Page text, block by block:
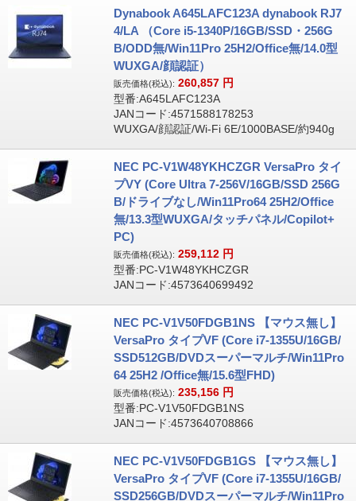
Dynabook A645LAFC123A dynabook RJ7
4/LA （Core i5-1340P/16GB/SSD・256G
B/ODD無/Win11Pro 25H2/Office無/14.0型
WUXGA/顔認証）
販売価格(税込): 260,857 円
型番:A645LAFC123A
JANコード:4571588178253
WUXGA/顔認証/Wi-Fi 6E/1000BASE/約940g
NEC PC-V1W48YKHCZGR VersaPro タイ
プVY (Core Ultra 7-256V/16GB/SSD 256G
B/ドライブなし/Win11Pro64 25H2/Office
無/13.3型WUXGA/タッチパネル/Copilot+
PC)
販売価格(税込): 259,112 円
型番:PC-V1W48YKHCZGR
JANコード:4573640699492
NEC PC-V1V50FDGB1NS 【マウス無し】
VersaPro タイプVF (Core i7-1355U/16GB/
SSD512GB/DVDスーパーマルチ/Win11Pro
64 25H2 /Office無/15.6型FHD)
販売価格(税込): 235,156 円
型番:PC-V1V50FDGB1NS
JANコード:4573640708866
NEC PC-V1V50FDGB1GS 【マウス無し】
VersaPro タイプVF (Core i7-1355U/16GB/
SSD256GB/DVDスーパーマルチ/Win11Pro